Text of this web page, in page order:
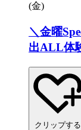
(金)
＼金曜
出ALL体
クリップする